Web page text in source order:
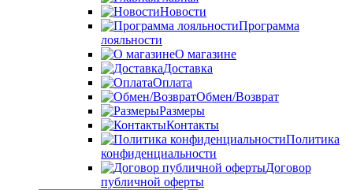
Новости
Программа
лояльности
О магазине
Доставка
Оплата
Обмен/Возврат
Размеры
Контакты
Политика
конфиденциальности
Договор
публичной оферты